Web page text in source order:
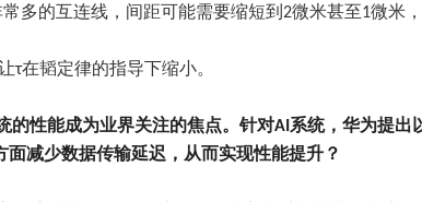
的互连线，间距可能需要缩短到2微米甚至1微米
在韬定律的指导下缩小。
性能成为业界关注的焦点。针对AI系统，华为提出
面减少数据传输延迟，从而实现性能提升？